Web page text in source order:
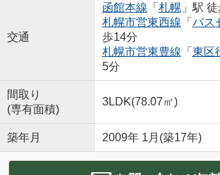
交通
函館本線 「 札幌」駅
札幌市営東西線 「 バス
歩14分
札幌市営東豊線 「 東区
5分
間取り
(専有面積)
3LDK(78.07㎡)
築年月 2009年 1月(築17年)